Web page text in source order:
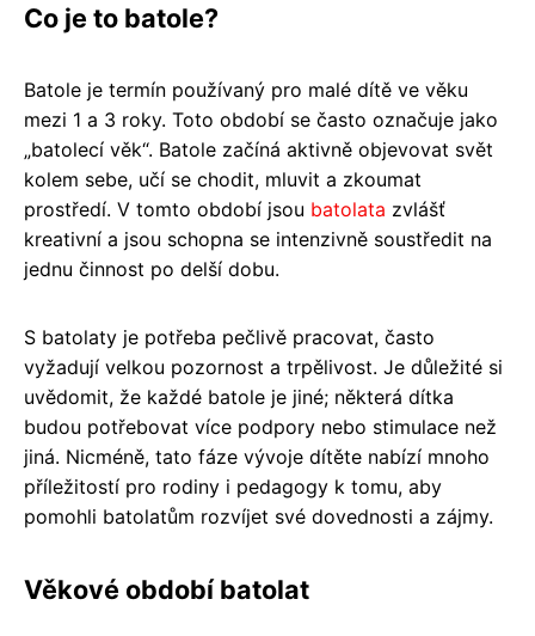
Co je to batole?
Batole je termín používaný pro malé dítě ve věku
mezi 1 a 3 roky. Toto období se často označuje jako
„batolecí věk“. Batole začíná aktivně objevovat svět
kolem sebe, učí se chodit, mluvit a zkoumat
prostředí. V tomto období jsou batolata zvlášť
kreativní a jsou schopna se intenzivně soustředit na
jednu činnost po delší dobu.
S batolaty je potřeba pečlivě pracovat, často
vyžadují velkou pozornost a trpělivost. Je důležité si
uvědomit, že každé batole je jiné; některá dítka
budou potřebovat více podpory nebo stimulace než
jiná. Nicméně, tato fáze vývoje dítěte nabízí mnoho
příležitostí pro rodiny i pedagogy k tomu, aby
pomohli batolatům rozvíjet své dovednosti a zájmy.
Věkové období batolat